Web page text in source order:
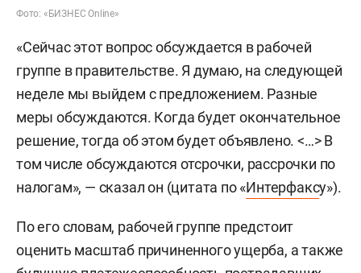
Фото: «БИЗНЕС Online»
«Сейчас этот вопрос обсуждается в рабочей
группе в правительстве. Я думаю, на следующей
неделе мы выйдем с предложением. Разные
меры обсуждаются. Когда будет окончательное
решение, тогда об этом будет объявлено. <…> В
том числе обсуждаются отсрочки, рассрочки по
налогам», — сказал он (цитата по «Интерфаксу»).
По его словам, рабочей группе предстоит
оценить масштаб причиненного ущерба, а также